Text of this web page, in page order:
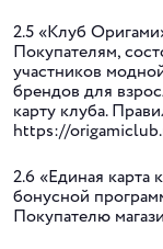
2.5 «Клуб
Покупателям,
участников
брендов для
карту клуба.
https://
2.6 «Единая карта
бонусной
Покупателю